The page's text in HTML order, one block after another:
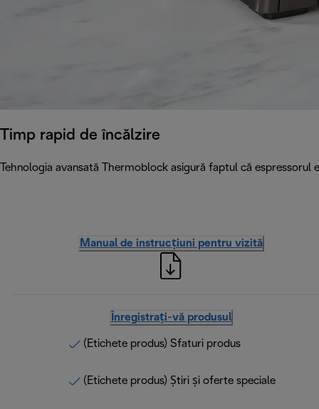
Timp rapid de încălzire
Tehnologia avansată Thermoblock asigură faptul că
Manual de instrucțiuni pentru vizită
Înregistrați-vă produsul
(Etichete produs) Sfaturi produs
(Etichete produs) Știri și oferte speciale